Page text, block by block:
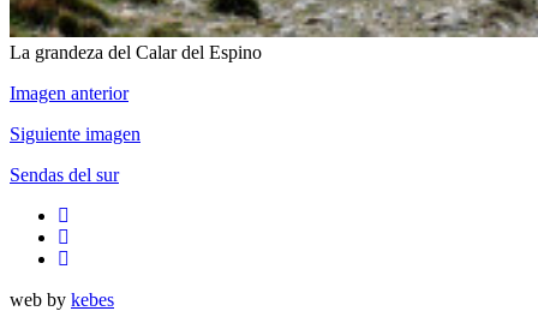
La grandeza del Calar del Espino
Imagen anterior
Siguiente imagen
Sendas del sur
web by kebes